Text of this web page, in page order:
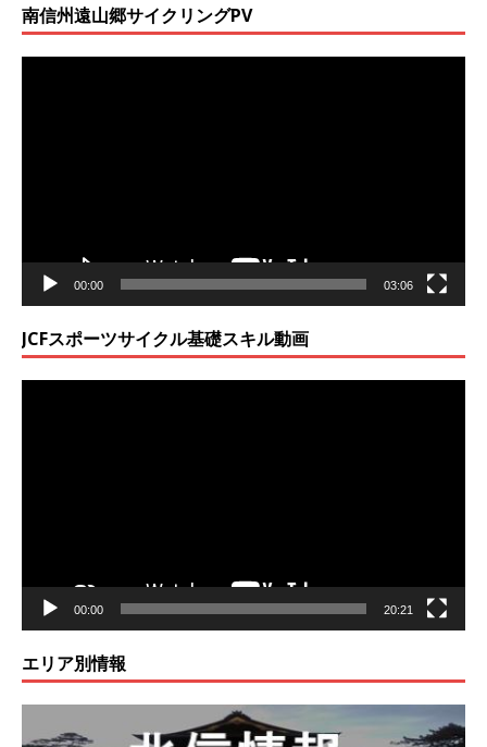
南信州遠山郷サイクリングPV
00:00 03:06
JCFスポーツサイクル基礎スキル動画
00:00 20:21
エリア別情報